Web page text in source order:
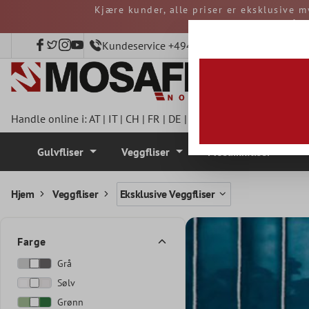
Kjære kunder, alle priser er eksklusive
avgifter må
Kundeservice +4940 797508920
Handle online i:AT| IT| CH | FR | DE |
Gulvfliser Veggfliser
Hjem Veggfliser Eksklusive Veggfliser
Farge
Grå
Sølv
Grønn